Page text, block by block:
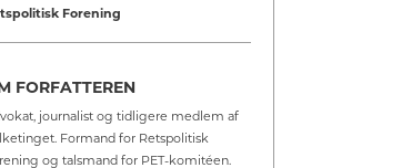
Forening
FORFATTEREN
journalist og tidligere medlem af
Formand for Retspolitisk
og talsmand for PET-komitéen.